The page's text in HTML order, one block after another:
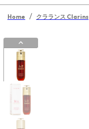
Home / クラランス Clarins